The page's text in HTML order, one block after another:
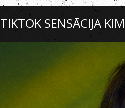
TIKTOK SENSĀCIJA